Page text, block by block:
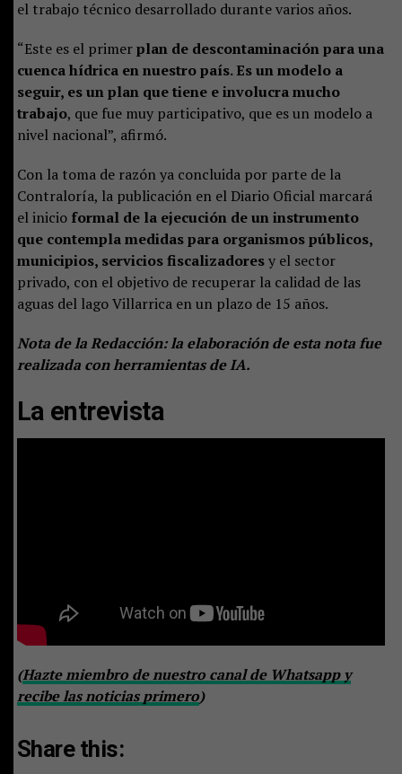
el trabajo técnico desarrollado durante varios años.
“Este es el primerplan de descontaminación para una
cuenca hídrica en nuestro país. Es un modelo a
seguir, es un plan que tiene e involucra mucho
trabajo, que fue muy participativo, que es un modelo a
nivel nacional”, afirmó.
Con la toma de razón ya concluida por parte de la
Contraloría, la publicación en el Diario Oficial marcará
el inicio formal de la ejecución de un instrumento
que contempla medidas para organismos públicos,
municipios, servicios fiscalizadoresy el sector
privado, con el objetivo de recuperar la calidad de las
aguas del lago Villarrica en un plazo de 15 años.
Nota de la Redacción: la elaboración de esta nota fue
realizada con herramientas de IA.
La entrevista
(Hazte miembro de nuestro canal de Whatsapp y
recibe las noticias primero)
Share this: